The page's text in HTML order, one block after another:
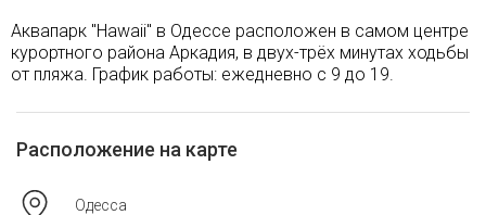
Аквапарк "Hawaii" в Одессе расположен в самом центре
курортного района Аркадия, в двух-трёх минутах ходьбы
от пляжа. График работы: ежедневно с 9 до 19.
Расположение на карте
Одесса